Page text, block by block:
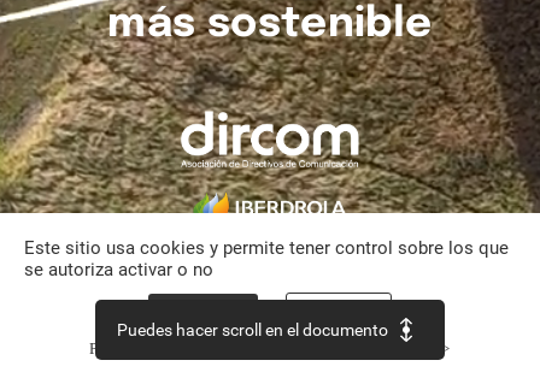
más sostenible
Este sitio usa cookies y permite tener control sobre los que
se autoriza activar o no
Política de confidencialidad Continuar sin aceptar >
Puedes hacer scroll en el documento